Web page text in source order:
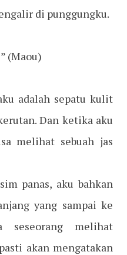
di punggungku.
(Maou)
adalah sepatu kulit
Dan ketika aku
melihat sebuah jas
panas, aku bahkan
yang sampai ke
seseorang melihat
akan mengatakan